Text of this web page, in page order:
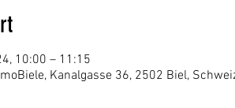
10:00 – 11:15
Kanalgasse 36, 2502 Biel,